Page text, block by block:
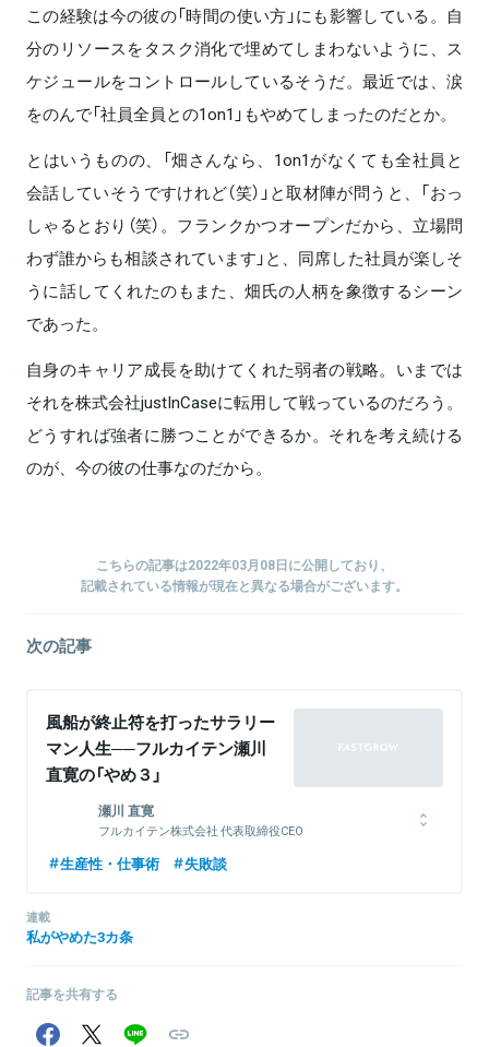
この経験は今の彼の「時間の使い方」にも影響している。自
分のリソースをタスク消化で埋めてしまわないように、ス
ケジュールをコントロールしているそうだ。最近では、涙
をのんで「社員全員との1on1」もやめてしまったのだとか。
とはいうものの、「畑さんなら、1on1がなくても全社員と
会話していそうですけれど（笑）」と取材陣が問うと、「おっ
しゃるとおり（笑）。フランクかつオープンだから、立場問
わず誰からも相談されています」と、同席した社員が楽しそ
うに話してくれたのもまた、畑氏の人柄を象徴するシーン
であった。
自身のキャリア成長を助けてくれた弱者の戦略。いまでは
それを株式会社justInCaseに転用して戦っているのだろう。
どうすれば強者に勝つことができるか。それを考え続ける
のが、今の彼の仕事なのだから。
こちらの記事は2022年03月08日に公開しており、
記載されている情報が現在と異なる場合がございます。
次の記事
風船が終止符を打ったサラリー
マン人生──フルカイテン瀬川
直寛の「やめ３」
瀬川 直寛
フルカイテン株式会社 代表取締役CEO
新卒で外資系IT企業に入社し、システムインテグレーションのセー
倒産の危機に瀕しながらも、自社用に開発した後の在庫分析
SaaS『FULL KAITEN』を活用し乗り越える。2018年にEC事業を売
している。
生産性・仕事術 失敗談
連載
私がやめた3カ条
記事を共有する